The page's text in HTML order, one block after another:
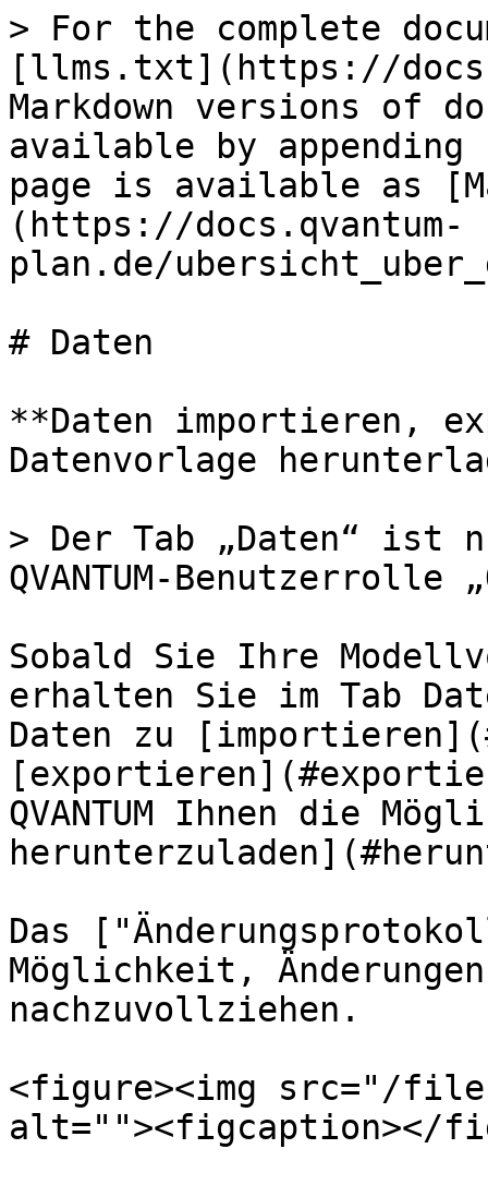
> For the complete
[llms.txt](https://
Markdown versions of
available by
page is available as
(https://docs.qvantum-
plan.de/
# Daten
**Daten importieren,
Datenvorlage
> Der Tab „Daten“ ist
QVANTUM-Benutzerrolle
Sobald Sie Ihre
erhalten Sie im Tab
Daten zu
QVANTUM Ihnen die
Das
Möglichkeit,
nachzuvollziehen.
<figure><img src="/files/
alt=""><figcaption></